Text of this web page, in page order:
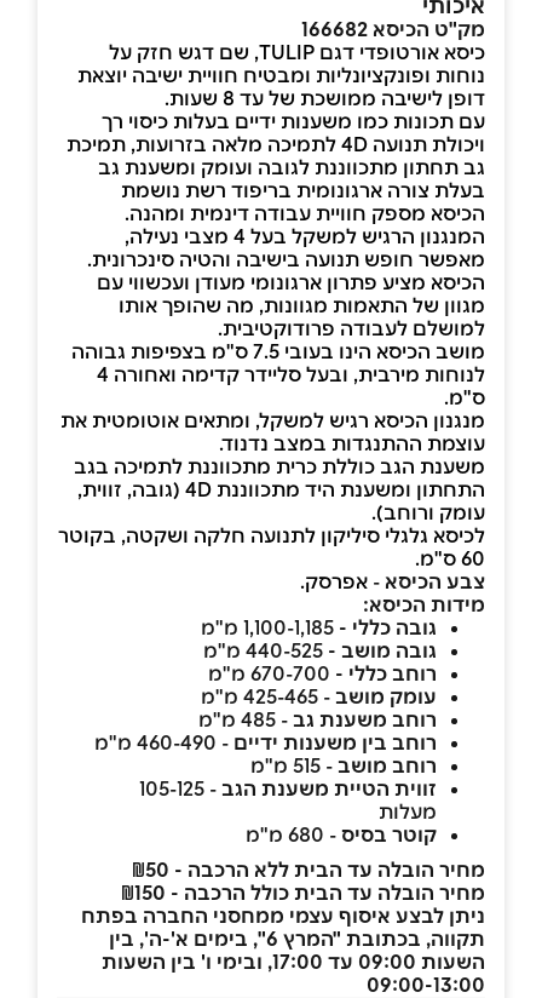
מק"ט הכיסא 166682
כיסא אורטופדי דגם TULIP, שם דגש חזק על
נוחות ופונקציונליות ומבטיח חוויית ישיבה יוצאת
דופן לישיבה ממושכת של עד 8 שעות.
עם תכונות כמו משענות ידיים בעלות כיסוי רך
ויכולת תנועה 4D לתמיכה מלאה בזרועות, תמיכת
גב תחתון מתכווננת לגובה ועומק ומשענת גב
בעלת צורה ארגונומית בריפוד רשת נושמת
הכיסא מספק חוויית עבודה דינמית ומהנה.
המנגנון הרגיש למשקל בעל 4 מצבי נעילה,
מאפשר חופש תנועה בישיבה והטיה סינכרונית.
הכיסא מציע פתרון ארגונומי מעודן ועכשווי עם
מגוון של התאמות מגוונות, מה שהופך אותו
למושלם לעבודה פרודוקטיבית.
מושב הכיסא הינו בעובי 7.5 ס"מ בצפיפות גבוהה
לנוחות מירבית, ובעל סליידר קדימה ואחורה 4
ס"מ.
מנגנון הכיסא רגיש למשקל, ומתאים אוטומטית את
עוצמת ההתנגדות במצב נדנוד.
משענת הגב כוללת כרית מתכווננת לתמיכה בגב
התחתון ומשענת היד מתכווננת 4D (גובה, זווית,
עומק ורוחב).
לכיסא גלגלי סיליקון לתנועה חלקה ושקטה, בקוטר
60 ס"מ.
צבע הכיסא - אפרסק.
מידות הכיסא:
גובה כללי -
גובה מושב -
רוחב כללי -
עומק מושב - 425-465 מ"מ
רוחב משענת גב - 485 מ"מ
רוחב בין משענות ידיים - 460-490 מ"מ
רוחב מושב - 515 מ"מ
זווית הטיית משענת הגב
- 105-125
מעלות
קוטר בסיס - 680 מ"מ
מחיר הובלה עד הבית ללא הרכבה - ₪50
מחיר הובלה עד הבית כולל הרכבה - ₪150
ניתן לבצע איסוף עצמי ממחסני החברה בפתח
תקווה, בכתובת "המרץ 6", בימים א'-ה', בין
השעות 09:00 עד 17:00, ובימי ו' בין השעות
09:00-13:00